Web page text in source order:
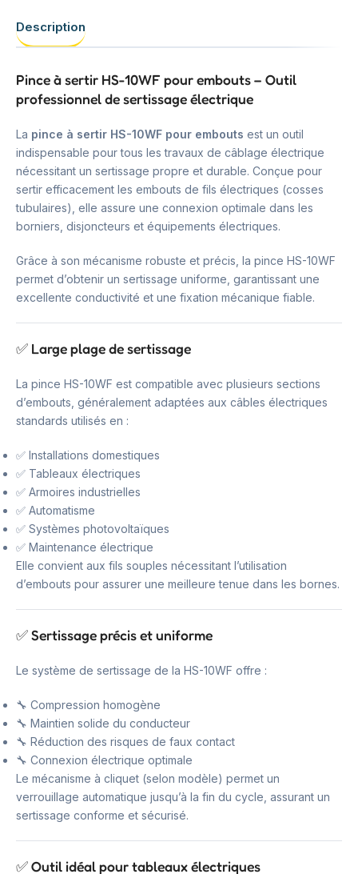
Description
Pince à sertir HS-10WF pour embouts – Outil
professionnel de sertissage électrique
La pince à sertir HS-10WF pour embouts est un outil
indispensable pour tous les travaux de câblage électrique
nécessitant un sertissage propre et durable. Conçue pour
sertir efficacement les embouts de fils électriques (cosses
tubulaires), elle assure une connexion optimale dans les
borniers, disjoncteurs et équipements électriques.
Grâce à son mécanisme robuste et précis, la pince HS-10WF
permet d’obtenir un sertissage uniforme, garantissant une
excellente conductivité et une fixation mécanique fiable.
✅ Large plage de sertissage
La pince HS-10WF est compatible avec plusieurs sections
d’embouts, généralement adaptées aux câbles électriques
standards utilisés en :
✅ Installations domestiques
✅ Tableaux électriques
✅ Armoires industrielles
✅ Automatisme
✅ Systèmes photovoltaïques
✅ Maintenance électrique
Elle convient aux fils souples nécessitant l’utilisation
d’embouts pour assurer une meilleure tenue dans les bornes.
✅ Sertissage précis et uniforme
Le système de sertissage de la HS-10WF offre :
🔧 Compression homogène
🔧 Maintien solide du conducteur
🔧 Réduction des risques de faux contact
🔧 Connexion électrique optimale
Le mécanisme à cliquet (selon modèle) permet un
verrouillage automatique jusqu’à la fin du cycle, assurant un
sertissage conforme et sécurisé.
✅ Outil idéal pour tableaux électriques